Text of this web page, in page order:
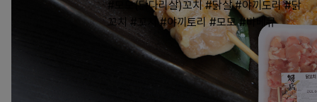
#모모(닭다리살)꼬치 #닭살 #야끼도리 #닭
꼬치 #꼬치 #야끼토리 #모모 #바베큐